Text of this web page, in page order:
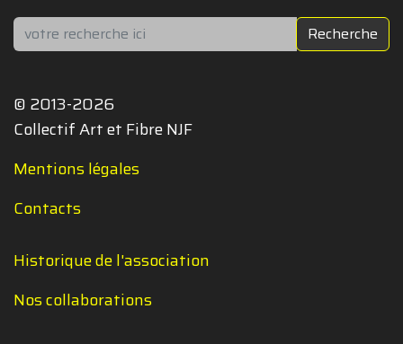
Rechercher Recherche
© 2013-2026
Collectif Art et Fibre NJF
Mentions légales
Contacts
Historique de l'association
Nos collaborations